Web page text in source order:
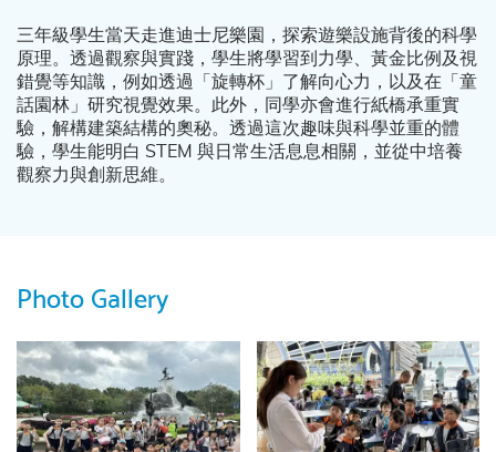
三年級學生當天走進迪士尼樂園，探索遊樂設施背後的科學
原理。透過觀察與實踐，學生將學習到力學、黃金比例及視
錯覺等知識，例如透過「旋轉杯」了解向心力，以及在「童
話園林」研究視覺效果。此外，同學亦會進行紙橋承重實
驗，解構建築結構的奧秘。透過這次趣味與科學並重的體
驗，學生能明白 STEM 與日常生活息息相關，並從中培養
觀察力與創新思維。
Photo Gallery